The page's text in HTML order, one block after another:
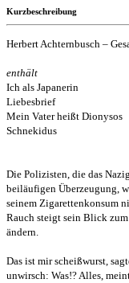
Kurzbeschreibung
Herbert Achternbusch –
enthält
Ich als Japanerin
Liebesbrief
Mein Vater heißt Dionysos
Schnekidus
Die Polizisten, die das
beiläufigen Überzeugung,
seinem Zigarettenkonsum
Rauch steigt sein Blick
ändern.
Das ist mir scheißwurst,
unwirsch: Was!? Alles,